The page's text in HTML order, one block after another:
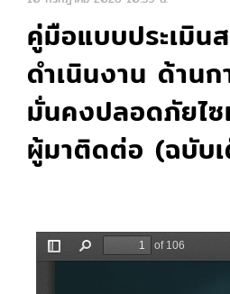
คู่มือแบบประเมิน
ดำเนินงาน ด้าน
มั่นคงปลอดภัยไซ
ผู้มาติดต่อ (ฉบับ